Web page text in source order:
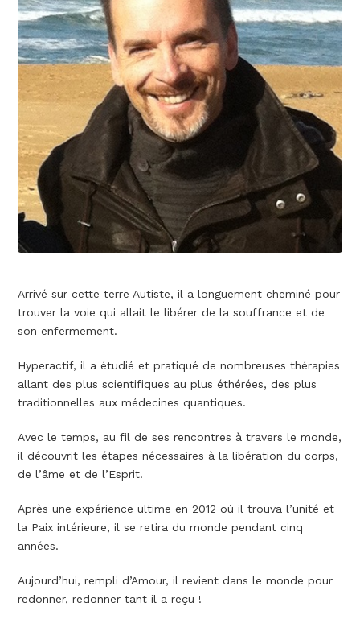
Arrivé sur cette terre Autiste, il a longuement cheminé pour
trouver la voie qui allait le libérer de la souffrance et de
son enfermement.
Hyperactif, il a étudié et pratiqué de nombreuses thérapies
allant des plus scientifiques au plus éthérées, des plus
traditionnelles aux médecines quantiques.
Avec le temps, au fil de ses rencontres à travers le monde,
il découvrit les étapes nécessaires à la libération du corps,
de l’âme et de l’Esprit.
Après une expérience ultime en 2012 où il trouva l’unité et
la Paix intérieure, il se retira du monde pendant cinq
années.
Aujourd’hui, rempli d’Amour, il revient dans le monde pour
redonner, redonner tant il a reçu !